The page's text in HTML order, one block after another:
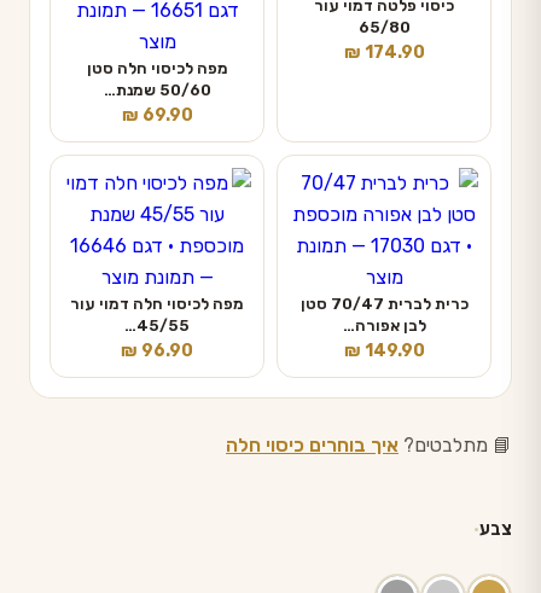
כיסוי פלטה דמוי עור
65/80
₪ 174.90
מפה לכיסוי חלה סטן
50/60 שמנת…
₪ 69.90
כרית לברית 70/47 סטן
לבן אפורה…
₪ 149.90
מפה לכיסוי חלה דמוי עור
45/55…
₪ 96.90
📘 מתלבטים? איך בוחרים כיסוי חלה
צבע